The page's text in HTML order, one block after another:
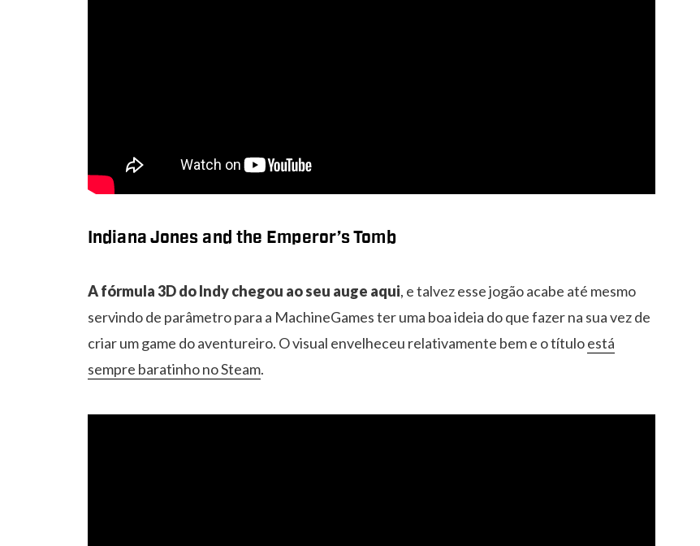
Indiana Jones and the Emperor’s Tomb
A fórmula 3D do Indy chegou ao seu auge aqui, e talvez esse jogão acabe até mesmo
servindo de parâmetro para a MachineGames ter uma boa ideia do que fazer na sua vez de
criar um game do aventureiro. O visual envelheceu relativamente bem e o títuloestá
sempre baratinho no Steam.